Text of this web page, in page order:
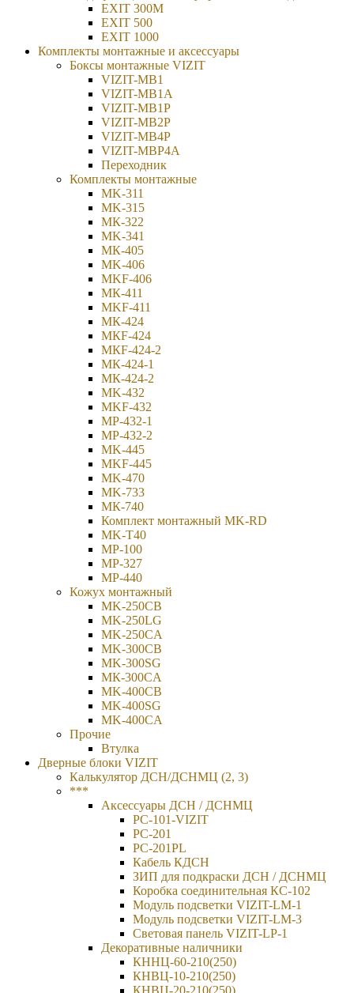
EXIT 300M
EXIT 500
EXIT 1000
Комплекты монтажные и аксессуары
Боксы монтажные VIZIT
VIZIT-MB1
VIZIT-MB1A
VIZIT-MB1P
VIZIT-MB2Р
VIZIT-MB4P
VIZIT-МВP4A
Переходник
Комплекты монтажные
MK-311
MK-315
МК-322
MK-341
МК-405
MK-406
MKF-406
МК-411
MKF-411
МК-424
МКF-424
МКF-424-2
МК-424-1
МК-424-2
MK-432
MKF-432
МР-432-1
МР-432-2
MK-445
MKF-445
MK-470
MK-733
МК-740
Комплект монтажный MK-RD
MK-T40
MP-100
MP-327
MP-440
Кожух монтажный
MK-250CB
MK-250LG
MK-250CA
MK-300CB
MK-300SG
МК-300СA
MK-400CB
MK-400SG
MK-400CA
Прочие
Втулка
Дверные блоки VIZIT
Калькулятор ДСН/ДСНМЦ (2, 3)
***
Аксессуары ДСН / ДСНМЦ
PC-101-VIZIT
PC-201
PC-201PL
Кабель КДСН
ЗИП для подкраски ДСН / ДСНМЦ
Коробка соединительная КС-102
Модуль подсветки VIZIT-LM-1
Модуль подсветки VIZIT-LM-3
Световая панель VIZIT-LP-1
Декоративные наличники
КННЦ-60-210(250)
КНВЦ-10-210(250)
КНВЦ-20-210(250)